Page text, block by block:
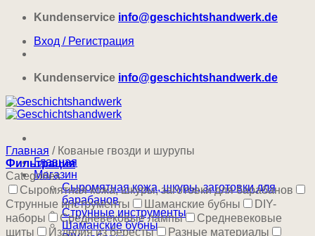
Skip
content
Kundenservice info@geschichtshandwerk.de
Вход / Регистрация
Kundenservice info@geschichtshandwerk.de
Главная
Магазин
Сыромятная кожа, шкуры, заготовки для
барабанов
Струнные инструменты
Шаманские бубны
Главная /Кованые гвозди и шурупы
Фильтрация
Categories
Сыромятная кожа, шкуры, заготовки для барабанов
Струнные инструменты
Шаманские бубны
DIY-
наборы
Средневековые лампы
Средневековые
щиты
Изделия из бересты
Разные материалы